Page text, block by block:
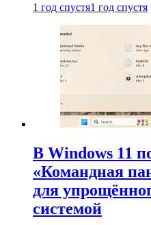
1 год спустя1 год спустя
В Windows 11
«Командная
для
системой